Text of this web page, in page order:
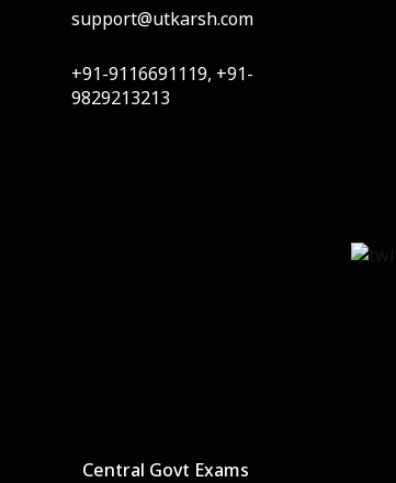
support@utkarsh.com
+91-9116691119, +91-
9829213213
Central Govt Exams